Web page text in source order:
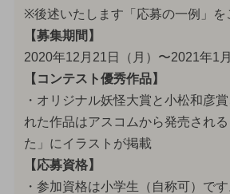
※後述いたします「応募の一例」を
【募集期間】
2020年12月21日（月）〜2021年1
【コンテスト優秀作品】
・オリジナル妖怪大賞と小松和彦
れた作品はアスコムから発売され
た」にイラストが掲載
【応募資格】
・参加資格は小学生（自称可）です